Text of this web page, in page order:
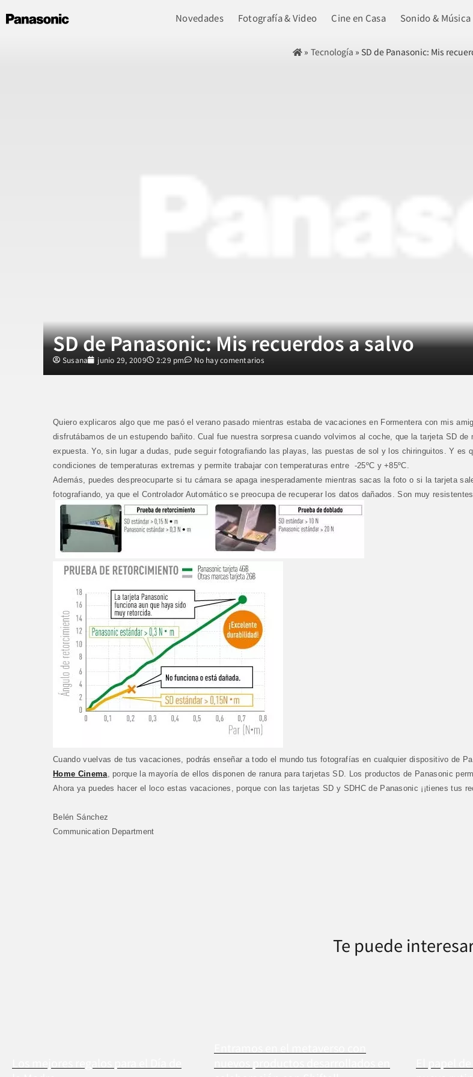
Novedades Fotografía & Video Cine en Casa Sonido & Música
» Tecnología » SD de Panasonic: Mis
SD de Panasonic: Mis recuerdos a salvo
Susana junio 29, 2009 2:29 pm No hay comentarios
Quiero explicaros algo que me pasó el verano pasado mientras estaba de vacaciones en Formentera con mis
disfrutábamos de un estupendo bañito. Cual fue nuestra sorpresa cuando volvimos al coche, que la tarjeta SD
expuesta. Yo, sin lugar a dudas, pude seguir fotografiando las playas, las puestas de sol y los chiringuitos. Y es
condiciones de temperaturas extremas y permite trabajar con temperaturas entre
-25ºC y +85ºC.
Además, puedes despreocuparte si tu cámara se apaga inesperadamente mientras sacas la foto o si la tarjeta
fotografiando, ya que el Controlador Automático se preocupa de recuperar los datos dañados. Son muy
Cuando vuelvas de tus vacaciones, podrás enseñar a todo el mundo tus fotografías en cualquier dispositivo de
Home Cinema , porque la mayoría de ellos disponen de ranura para tarjetas SD. Los productos de Panasonic
Ahora ya puedes hacer el loco estas vacaciones, porque con las tarjetas SD y SDHC de Panasonic ¡¡tienes tus
Belén Sánchez
Communication Department
Te puede